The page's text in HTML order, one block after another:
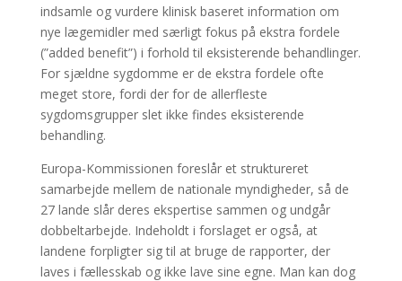
indsamle og vurdere klinisk baseret information om
nye lægemidler med særligt fokus på ekstra fordele
(”added benefit”) i forhold til eksisterende behandlinger.
For sjældne sygdomme er de ekstra fordele ofte
meget store, fordi der for de allerfleste
sygdomsgrupper slet ikke findes eksisterende
behandling.
Europa-Kommissionen foreslår et struktureret
samarbejde mellem de nationale myndigheder, så de
27 lande slår deres ekspertise sammen og undgår
dobbeltarbejde. Indeholdt i forslaget er også, at
landene forpligter sig til at bruge de rapporter, der
laves i fællesskab og ikke lave sine egne. Man kan dog